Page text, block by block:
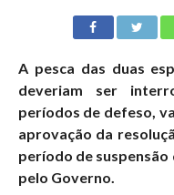
A pesca das duas
deveriam ser
períodos de defeso,
aprovação da
período de
pelo Governo.